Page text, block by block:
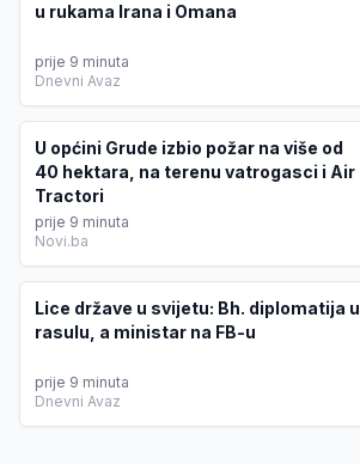
u rukama Irana i Omana
prije 9 minuta
Dnevni Avaz
U općini Grude izbio požar na više od
40 hektara, na terenu vatrogasci i Air
Tractori
prije 9 minuta
Novi.ba
Lice države u svijetu: Bh. diplomatija u
rasulu, a ministar na FB-u
prije 9 minuta
Dnevni Avaz